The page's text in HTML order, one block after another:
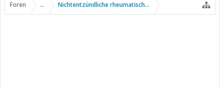
Foren ... Nichtentzündliche rheumatische Erkrankungen